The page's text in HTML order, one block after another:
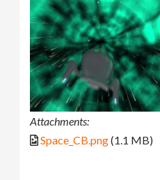
Attachments:
Space_CB.png(1.1 MB)